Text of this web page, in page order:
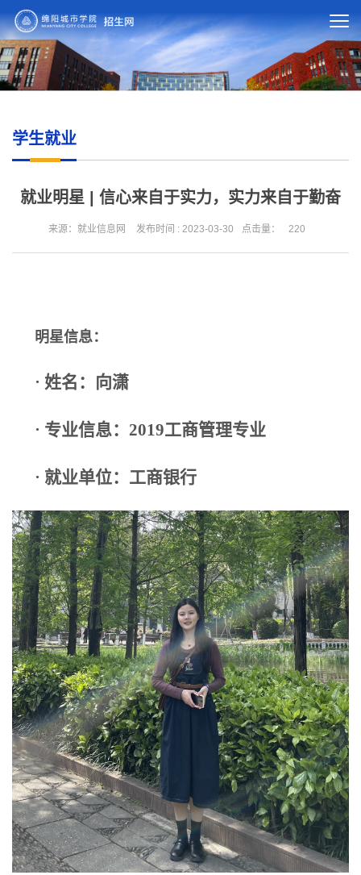
学生就业
就业明星 | 信心来自于实力，实力来自于勤奋
来源：就业信息网 发布时间 : 2023-03-30 点击量： 220
明星信息：
· 姓名：向潇
· 专业信息：2019工商管理专业
· 就业单位：工商银行